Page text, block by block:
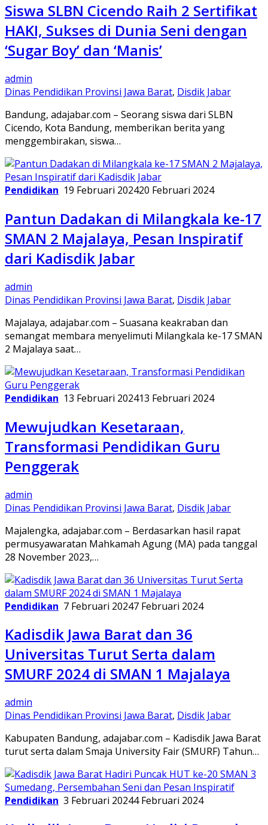
Siswa SLBN Cicendo Raih 2 Sertifikat
HAKI, Sukses di Dunia Seni dengan
‘Sugar Boy’ dan ‘Manis’
admin
Dinas Pendidikan Provinsi Jawa Barat, Disdik Jabar
Bandung, adajabar.com – Seorang siswa dari SLBN
Cicendo, Kota Bandung, memberikan berita yang
menggembirakan, siswa…
Pendidikan 19 Februari 202420 Februari 2024
Pantun Dadakan di Milangkala ke-17
SMAN 2 Majalaya, Pesan Inspiratif
dari Kadisdik Jabar
admin
Dinas Pendidikan Provinsi Jawa Barat, Disdik Jabar
Majalaya, adajabar.com – Suasana keakraban dan
semangat membara menyelimuti Milangkala ke-17 SMAN
2 Majalaya saat…
Pendidikan 13 Februari 202413 Februari 2024
Mewujudkan Kesetaraan,
Transformasi Pendidikan Guru
Penggerak
admin
Dinas Pendidikan Provinsi Jawa Barat, Disdik Jabar
Majalengka, adajabar.com – Berdasarkan hasil rapat
permusyawaratan Mahkamah Agung (MA) pada tanggal
28 November 2023,…
Pendidikan 7 Februari 20247 Februari 2024
Kadisdik Jawa Barat dan 36
Universitas Turut Serta dalam
SMURF 2024 di SMAN 1 Majalaya
admin
Dinas Pendidikan Provinsi Jawa Barat, Disdik Jabar
Kabupaten Bandung, adajabar.com – Kadisdik Jawa Barat
turut serta dalam Smaja University Fair (SMURF) Tahun…
Pendidikan 3 Februari 20244 Februari 2024